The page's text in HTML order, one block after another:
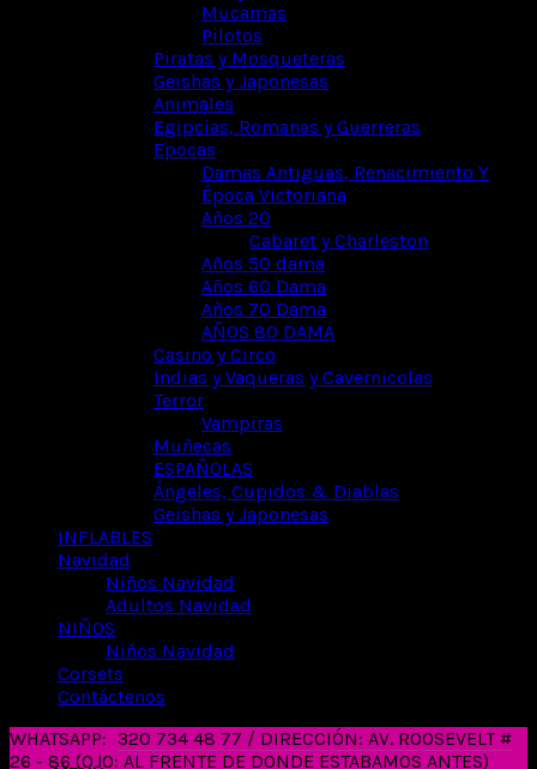
Mucamas
Pilotos
Piratas y Mosqueteras
Geishas y Japonesas
Animales
Egipcias, Romanas y Guerreras
Epocas
Damas Antiguas, Renacimiento Y
Época Victoriana
Años 20
Cabaret y Charleston
Años 50 dama
Años 60 Dama
Años 70 Dama
AÑOS 80 DAMA
Casino y Circo
Indias y Vaqueras y Cavernicolas
Terror
Vampiras
Muñecas
ESPAÑOLAS
Ángeles, Cupidos & Diablas
Geishas y Japonesas
INFLABLES
Navidad
Niños Navidad
Adultos Navidad
NIÑOS
Niños Navidad
Corsets
Contáctenos
WHATSAPP: 320 734 48 77 / DIRECCIÓN: AV. ROOSEVELT #
26 - 86 (OJO: AL FRENTE DE DONDE ESTABAMOS ANTES)